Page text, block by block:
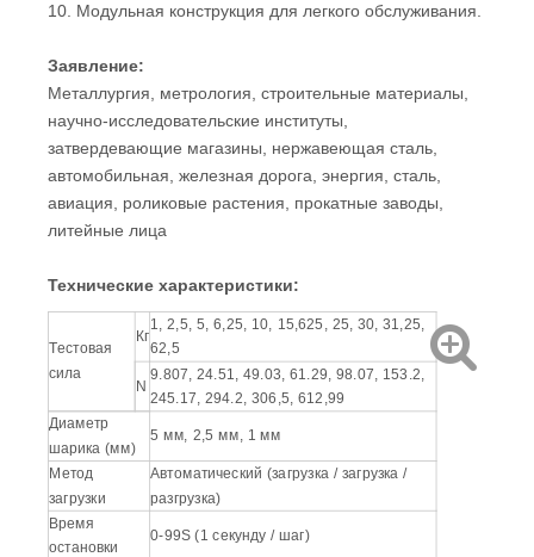
10. Модульная конструкция для легкого обслуживания.
Заявление:
Металлургия, метрология, строительные материалы,
научно-исследовательские институты,
затвердевающие магазины, нержавеющая сталь,
автомобильная, железная дорога, энергия, сталь,
авиация, роликовые растения, прокатные заводы,
литейные лица
Технические характеристики:
Тестовая
сила
Кг
1, 2,5, 5, 6,25, 10, 15,625, 25, 30, 31,25,
62,5
N
9.807, 24.51, 49.03, 61.29, 98.07, 153.2,
245.17, 294.2, 306,5, 612,99
Диаметр
шарика (мм)
5 мм, 2,5 мм, 1 мм
Метод
загрузки
Автоматический (загрузка / загрузка /
разгрузка)
Время
остановки
0-99S (1 секунду / шаг)